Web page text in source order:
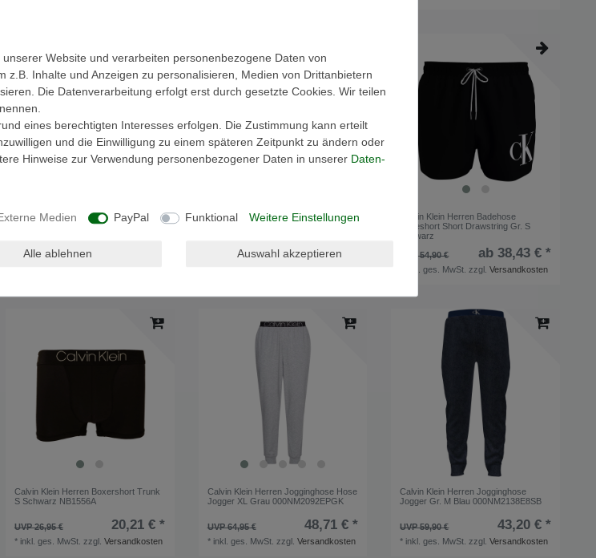
Calvin Klein Herren Badehose
Badeshort Medium Drawstring Gr. S
UVP 64,90 €
Calvin Klein Herren Badehose
UVP 54,90 €
ab 41,18 € *
Calvin Klein Herren Badehose
Badeshort Short Drawstring Gr. S
Schwarz
UVP 54,90 €
ab 38,43 € *
inkl. ges. MwSt. zzgl.Versandkosten
Calvin Klein Herren Boxershort Trunk
S Schwarz NB1556A
UVP 26,95 € 20,21 € *
* inkl. ges. MwSt. zzgl. Versandkosten
Calvin Klein Herren Jogginghose Hose
Jogger XL Grau 000NM2092EPGK
UVP 64,95 € 48,71 € *
* inkl. ges. MwSt. zzgl. Versandkosten
Calvin Klein Herren Jogginghose
Jogger Gr. M Blau 000NM2138E8SB
UVP 59,90 € 43,20 € *
* inkl. ges. MwSt. zzgl.Versandkosten
Website und verarbeiten personenbezogene Daten von
z.B. Inhalte und Anzeigen zu personalisieren, Medien von Drittanbietern
Die Datenverarbeitung erfolgt erst durch gesetzte Cookies. Wir teilen
eines berechtigten Interesses erfolgen. Die Zustimmung kann erteilt
und die Einwilligung zu einem späteren Zeitpunkt zu ändern oder
Hinweise zur Verwendung personenbezogener Daten in unserer Daten­
Medien PayPal Funktional Weitere Einstellungen
Alle ablehnen Auswahl akzeptieren